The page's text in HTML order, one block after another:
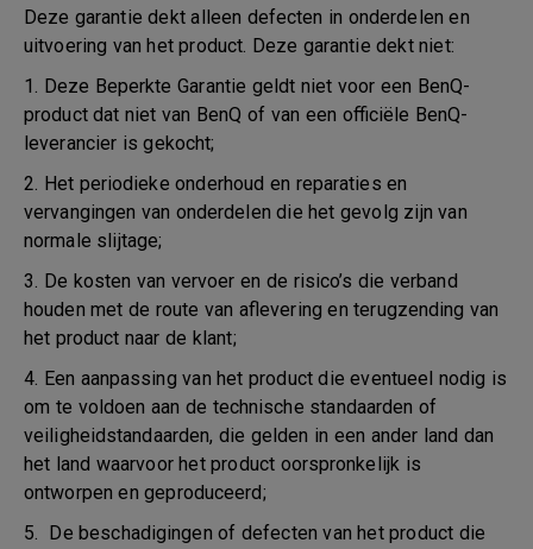
Deze garantie dekt alleen defecten in onderdelen en
uitvoering van het product. Deze garantie dekt niet:
1. Deze Beperkte Garantie geldt niet voor een BenQ-
product dat niet van BenQ of van een officiële BenQ-
leverancier is gekocht;
2. Het periodieke onderhoud en reparaties en
vervangingen van onderdelen die het gevolg zijn van
normale slijtage;
3. De kosten van vervoer en de risico’s die verband
houden met de route van aflevering en terugzending van
het product naar de klant;
4. Een aanpassing van het product die eventueel nodig is
om te voldoen aan de technische standaarden of
veiligheidstandaarden, die gelden in een ander land dan
het land waarvoor het product oorspronkelijk is
ontworpen en geproduceerd;
5. De beschadigingen of defecten van het product die